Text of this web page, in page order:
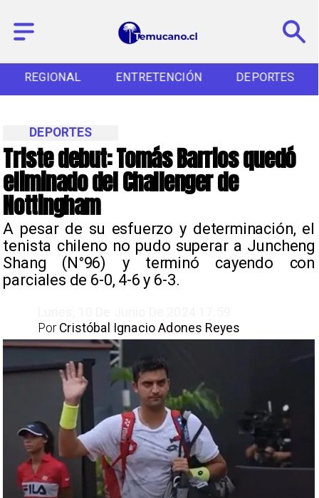
REGIONAL ENTRETENCIÓN DEPORTES
Triste debut: Tomás Barrios quedó
eliminado del Challenger de
Nottingham
​A pesar de su esfuerzo y determinación, el
tenista chileno no pudo superar a Juncheng
Shang (N°96) y terminó cayendo con
parciales de 6-0, 4-6 y 6-3.
DEPORTES
Cristóbal Ignacio Adones Reyes
Por